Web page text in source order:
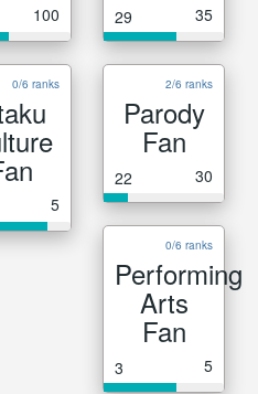
100 29 35
0/6 ranks
5
2/6 ranks
Parody
Fan
22 30
0/6 ranks
Performing
Arts
Fan
3 5